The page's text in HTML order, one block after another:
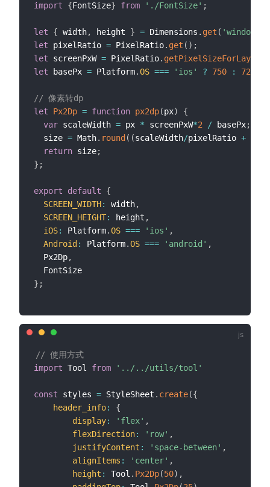
import
{FontSize} from './FontSize' ;
let { width, height } = Dimensions . get ( 'window'
let pixelRatio = PixelRatio. get ( ) ;
let screenPxW = PixelRatio.
let basePx = Platform.OS === 'ios' ? 750 : 720
// 像素转dp
let
Px2Dp = function px2dp(px)
{
var scaleWidth = px * screenPxW*2 / basePx;
  size
= Math. round ( (scaleWidth/pixelRatio +
return size;
} ;
export default
{
SCREEN_WIDTH: width,
SCREEN_HEIGHT: height ,
iOS: Platform.OS === 'ios' ,
Android : Platform.OS === 'android' ,
  Px2Dp
,
} ;
// 使用方式
import Tool from '../../utils/tool'
const styles = StyleSheet . create({
header_info:
{
display: 'flex' ,
flexDirection: 'row' ,
justifyContent : 'space-between' ,
alignItems : 'center' ,
height : Tool . Px2Dp(50) ,